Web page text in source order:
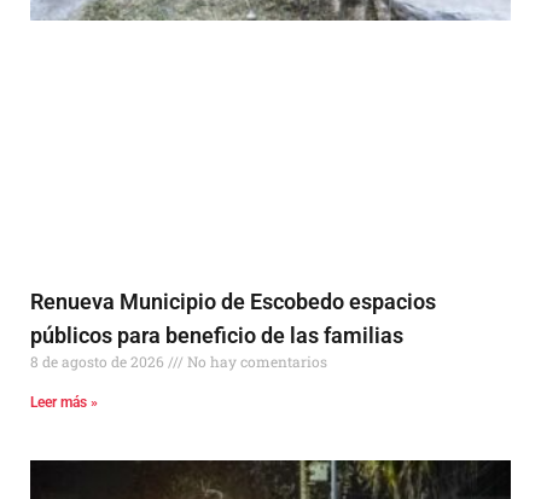
Renueva Municipio de Escobedo espacios
públicos para beneficio de las familias
8 de agosto de 2026 No hay comentarios
Leer más »